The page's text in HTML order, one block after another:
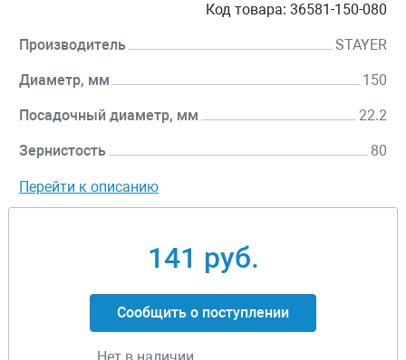
Код товара: 36581-150-080
Производитель STAYER
Диаметр, мм 150
Посадочный диаметр, мм 22.2
Зернистость 80
Перейти к описанию
141 руб.
Сообщить о поступлении